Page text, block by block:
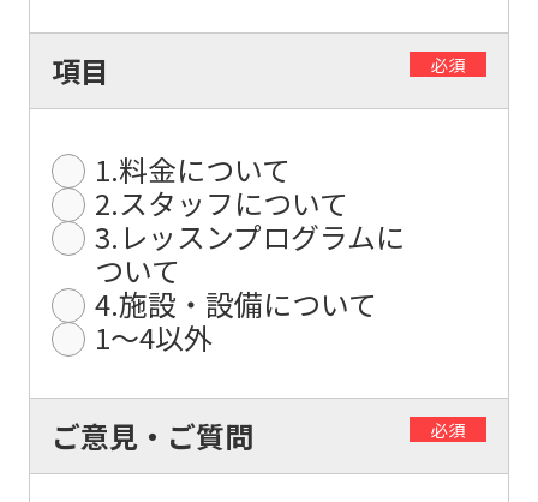
項目 必須
1.料金について
2.スタッフについて
3.レッスンプログラムに
ついて
4.施設・設備について
1〜4以外
ご意見・ご質問 必須
the
original
content.
We
ask
you
understand